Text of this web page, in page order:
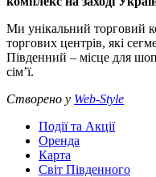
Ми унікальний торговий
торгових центрів, які
Південний – місце для
сім’ї.
Створено у Web-Style
Події та Акції
Оренда
Карта
Світ Південного